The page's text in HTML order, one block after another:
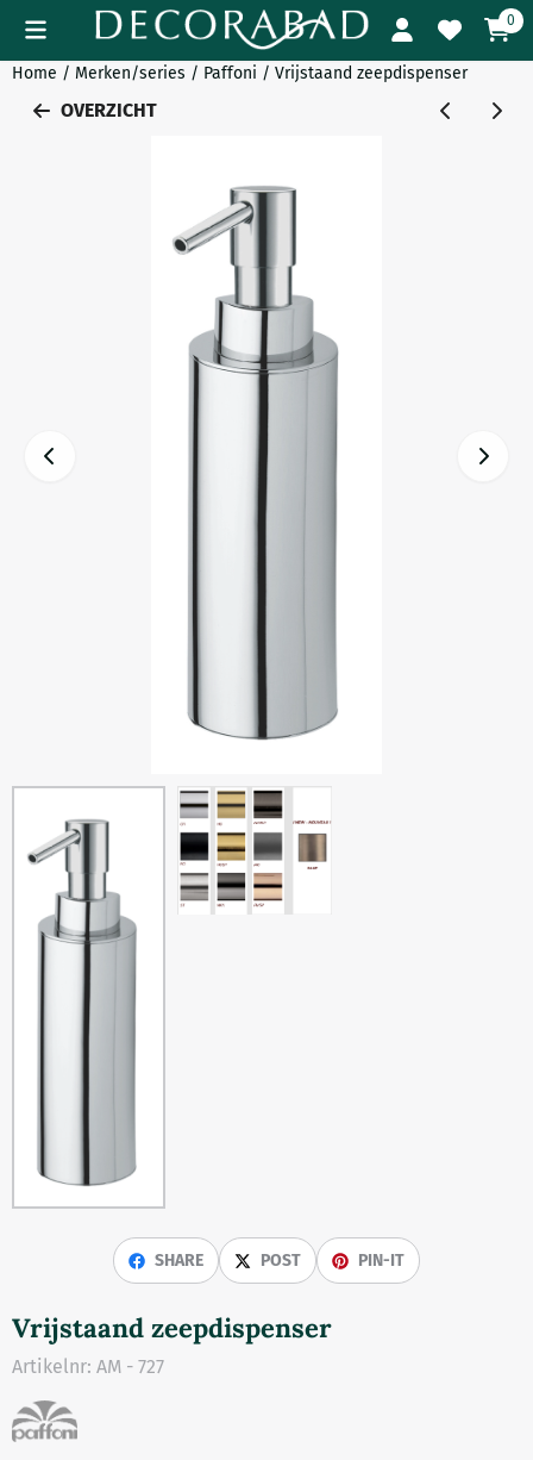
Cookievoorkeuren zijn momenteel gesloten. 0
Home / Merken/series / Paffoni / Vrijstaand zeepdispenser
OVERZICHT
SHARE POST PIN-IT
Vrijstaand zeepdispenser
Artikelnr: AM - 727